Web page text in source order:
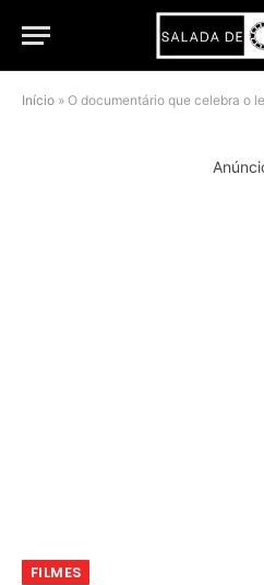
Início » O documentário que celebra o legado de
FILMES